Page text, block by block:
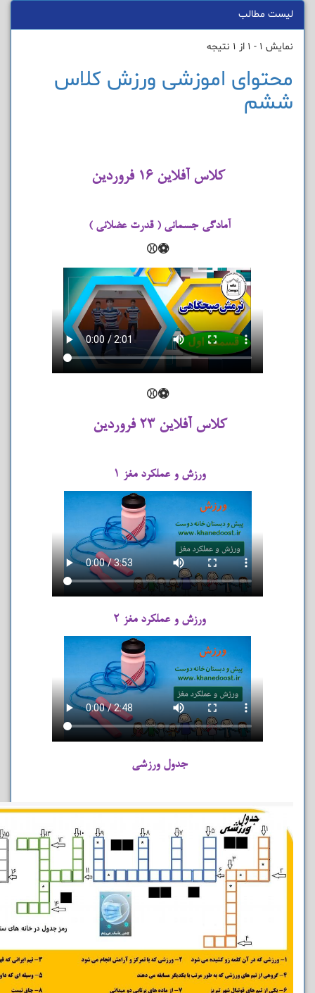
لیست مطالب
نمایش 1 - 1 از 1 نتیجه
محتوای اموزشی ورزش کلاس
ششم
کلاس آفلاین ۱۶ فروردین
آمادگی جسمانی ( قدرت عضلانی )
⚽⚾
⚽⚾
کلاس آفلاین ۲۳ فروردین
ورزش و عملکرد مغز ۱
ورزش و عملکرد مغز ۲
جدول ورزشی